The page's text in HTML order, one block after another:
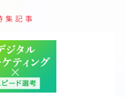
集記事